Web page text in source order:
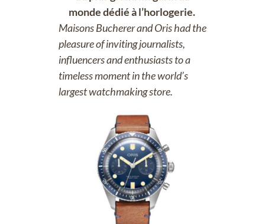
monde dédié à l’horlogerie.
Maisons Bucherer and Oris had the
pleasure of inviting journalists,
influencers and enthusiasts to a
timeless moment in the world’s
largest watchmaking store.